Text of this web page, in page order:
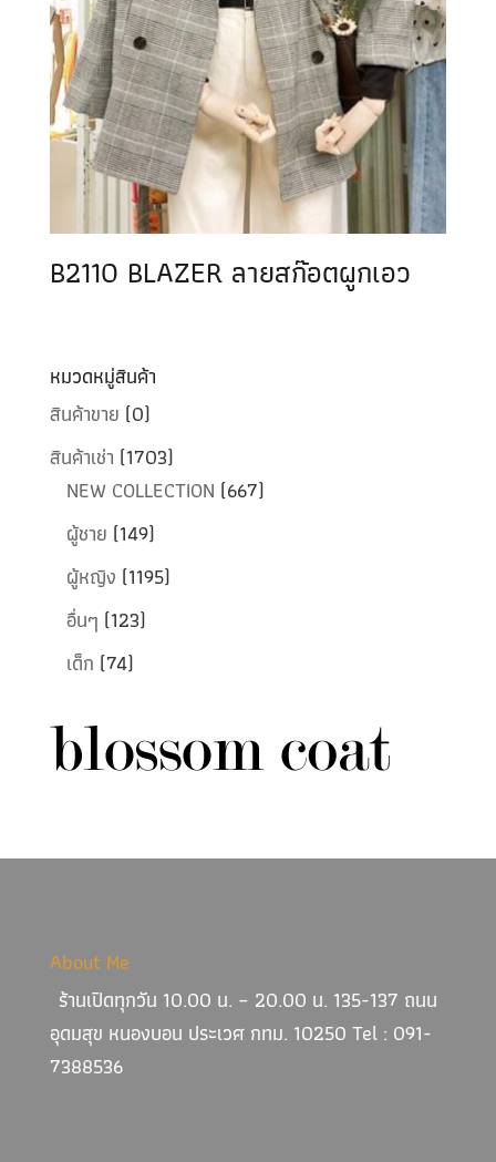
B2110 BLAZER ลายสก๊อตผูกเอว
หมวดหมู่สินค้า
สินค้าขาย (0)
สินค้าเช่า (1703)
NEW COLLECTION (667)
ผู้ชาย (149)
ผู้หญิง (1195)
อื่นๆ (123)
เด็ก (74)
About Me
ร้านเปิดทุกวัน 10.00 น. – 20.00 น. 135-137 ถนน
อุดมสุข หนองบอน ประเวศ กทม. 10250 Tel : 091-
7388536